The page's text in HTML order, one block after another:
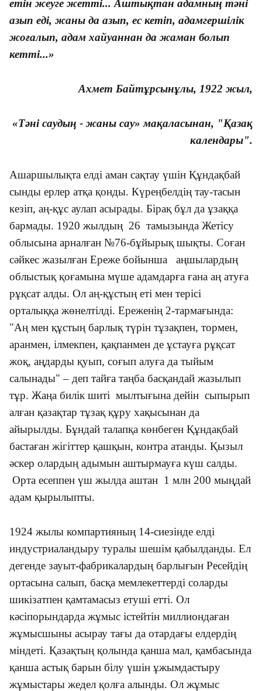
етін жеуге жетті... Аштықтан адамның тәні
азып еді, жаны да азып, ес кетіп, адамгершілік
жоғалып, адам хайуаннан да жаман болып
кетті...»
Ахмет Байтұрсынұлы, 1922 жыл,
«Тәні саудың - жаны сау» мақаласынан, "Қазақ
календары".
Ашаршылықта елді аман сақтау үшін Құндақбай
сынды ерлер атқа қонды. Күреңбелдің тау-тасын
кезіп, аң-құс аулап асырады. Бірақ бұл да ұзаққа
бармады. 1920 жылдың 26 тамызында Жетісу
облысына арналған №76-бұйырық шықты. Соған
сәйкес жазылған Ереже бойынша аңшылардың
облыстық қоғамына мүше адамдарға ғана аң атуға
рұқсат алды. Ол аң-құстың еті мен терісі
орталыққа жөнелтілді. Ереженің 2-тармағында:
"Аң мен құстың барлық түрін тұзақпен, тормен,
аранмен, ілмекпен, қақпанмен де ұстауға рұқсат
жоқ, аңдарды қуып, соғып алуға да тыйым
салынады" – деп тайға таңба басқандай жазылып
тұр. Жаңа билік шиті мылтығына дейін сыпырып
алған қазақтар тұзақ құру хақысынан да
айырылды. Бұндай талапқа көнбеген Құндақбай
бастаған жігіттер қашқын, контра атанды. Қызыл
әскер олардың адымын аштырмауға күш салды.
Орта есеппен үш жылда аштан 1 млн 200 мыңдай
адам қырылыпты.
1924 жылы компартияның 14-сиезінде елді
индустриаландыру туралы шешім қабылданды. Ел
дегенде зауыт-фабрикалардың барлығын Ресейдің
ортасына салып, басқа мемлекеттерді соларды
шикізатпен қамтамасыз етуші етті. Ол
кәсіпорындарда жұмыс істейтін миллиондаған
жұмысшыны асырау тағы да отардағы елдердің
міндеті. Қазақтың қолында қанша мал, қамбасында
қанша астық барын білу үшін ұжымдастыру
жұмыстары жедел қолға алынды. Ол жұмыс